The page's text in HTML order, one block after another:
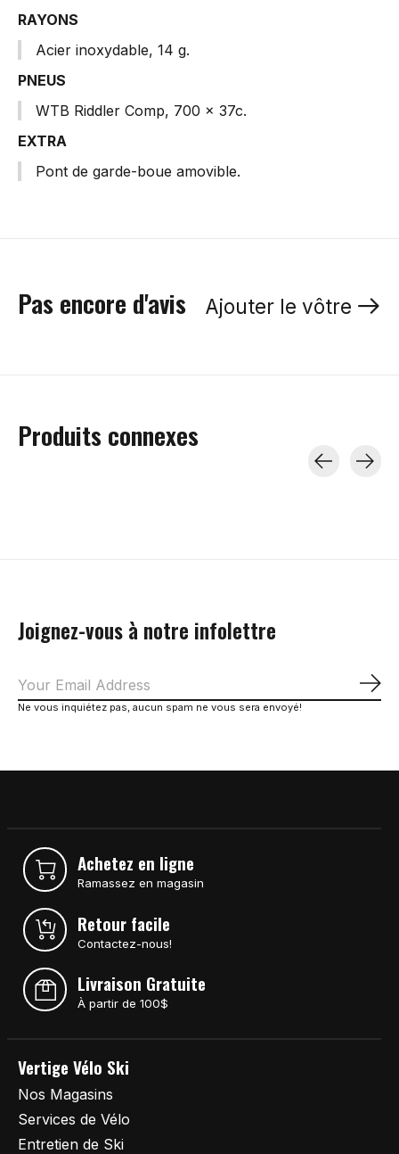
RAYONS
Acier inoxydable, 14 g.
PNEUS
WTB Riddler Comp, 700 x 37c.
EXTRA
Pont de garde-boue amovible.
Pas encore d'avis Ajouter le vôtre
Produits connexes
Joignez-vous à notre infolettre
Ne vous inquiétez pas, aucun spam ne vous sera envoyé!
Achetez en ligne
Ramassez en magasin
Retour facile
Contactez-nous!
Livraison Gratuite
À partir de 100$
Vertige Vélo Ski
Nos Magasins
Services de Vélo
Entretien de Ski